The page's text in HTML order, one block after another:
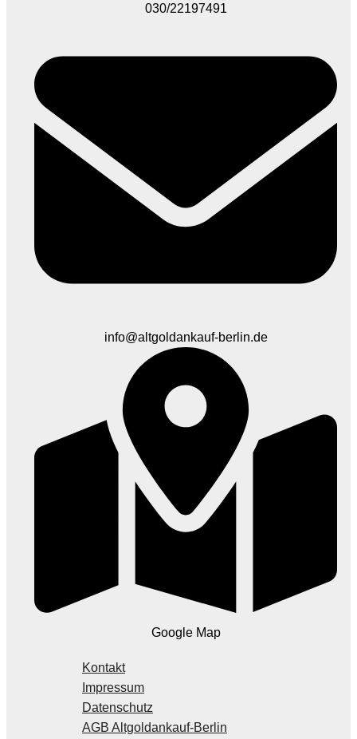
030/22197491
info@altgoldankauf-berlin.de
Google Map
Kontakt
Impressum
Datenschutz
AGB Altgoldankauf-Berlin